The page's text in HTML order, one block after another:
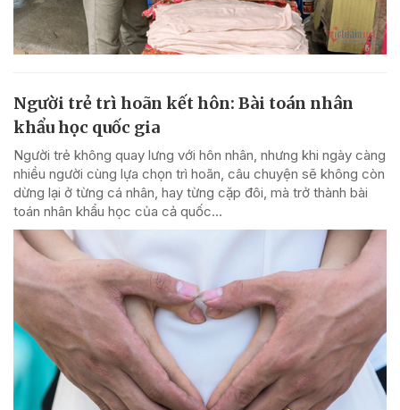
Người trẻ trì hoãn kết hôn: Bài toán nhân
khẩu học quốc gia
Người trẻ không quay lưng với hôn nhân, nhưng khi ngày càng
nhiều người cùng lựa chọn trì hoãn, câu chuyện sẽ không còn
dừng lại ở từng cá nhân, hay từng cặp đôi, mà trở thành bài
toán nhân khẩu học của cả quốc...